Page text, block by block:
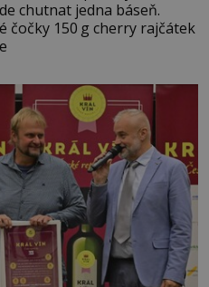
chutnat jedna báseň.